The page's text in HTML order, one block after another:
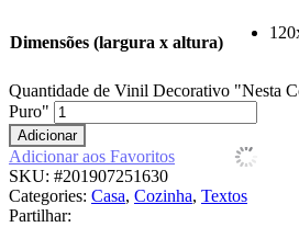
Dimensões (largura x altura)
Quantidade de Vinil Decorativo "Nesta
Puro"
Adicionar
Adicionar aos Favoritos
SKU: #201907251630
Categories: Casa, Cozinha, Textos
Partilhar: